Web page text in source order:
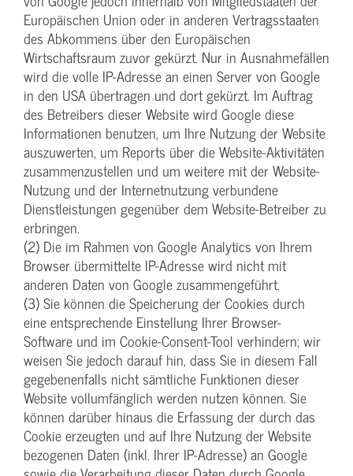
Europäischen Union oder in anderen Vertragsstaaten
des Abkommens über den Europäischen
Wirtschaftsraum zuvor gekürzt. Nur in Ausnahmefällen
wird die volle IP-Adresse an einen Server von Google
in den USA übertragen und dort gekürzt. Im Auftrag
des Betreibers dieser Website wird Google diese
Informationen benutzen, um Ihre Nutzung der Website
auszuwerten, um Reports über die Website-Aktivitäten
zusammenzustellen und um weitere mit der Website-
Nutzung und der Internetnutzung verbundene
Dienstleistungen gegenüber dem Website-Betreiber zu
erbringen.
(2) Die im Rahmen von Google Analytics von Ihrem
Browser übermittelte IP-Adresse wird nicht mit
anderen Daten von Google zusammengeführt.
(3) Sie können die Speicherung der Cookies durch
eine entsprechende Einstellung Ihrer Browser-
Software und im Cookie-Consent-Tool verhindern; wir
weisen Sie jedoch darauf hin, dass Sie in diesem Fall
gegebenenfalls nicht sämtliche Funktionen dieser
Website vollumfänglich werden nutzen können. Sie
können darüber hinaus die Erfassung der durch das
Cookie erzeugten und auf Ihre Nutzung der Website
bezogenen Daten (inkl. Ihrer IP-Adresse) an Google